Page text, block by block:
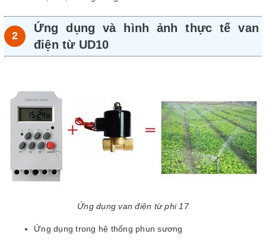
Ứng dụng và hình ảnh thực tế van
điện từ UD10
Ứng dụng van điện từ phi 17
Ứng dụng trong hệ thống phun sương